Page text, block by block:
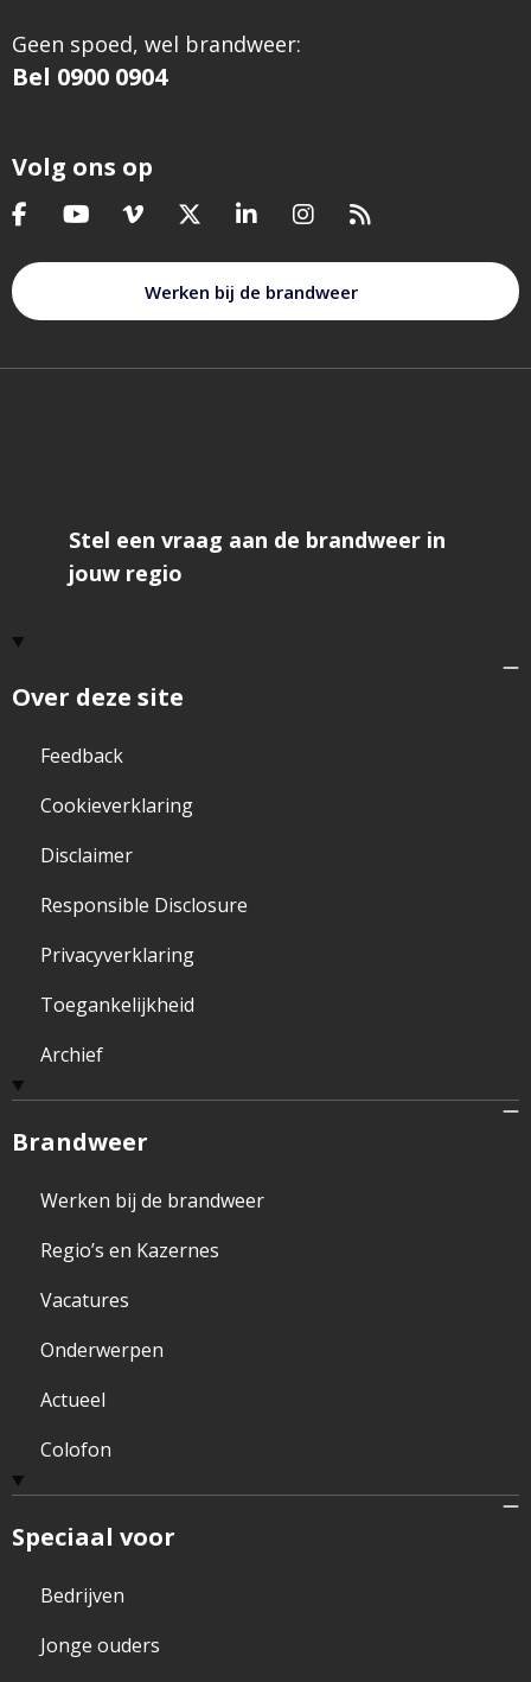
Geen spoed, wel brandweer:
Bel 0900 0904
Volg ons op
Bezoek
facebook
pagina
Bezoek
youtube
Bezoek
vimeo
pagina
Bezoek
twitter
pagina
Bezoek
linkedin
pagina
Bezoek
instagram
pagina
Bezoek
feed
Werken bij de brandweer
Over deze site
Feedback
Cookieverklaring
Disclaimer
Responsible Disclosure
Privacyverklaring
Toegankelijkheid
Archief
Brandweer
Werken bij de brandweer
Regio’s en Kazernes
Vacatures
Onderwerpen
Actueel
Colofon
Speciaal voor
Bedrijven
Jonge ouders
Stel een vraag aan de brandweer in
jouw regio